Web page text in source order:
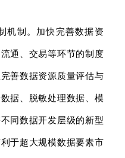
机制。加快完善数据资
通、交易等环节的制度
善数据资源质量评估与
据、脱敏处理数据、模
同数据开发层级的新型
于超大规模数据要素市